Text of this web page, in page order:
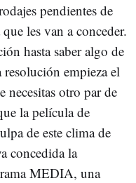
pendientes de
les van a conceder.
hasta saber algo de
empieza el
otro par de
la película de
de este clima de
concedida la
MEDIA, una